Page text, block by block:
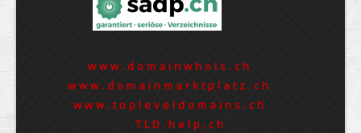
www.domainwhois.ch
www.domainmarktplatz.ch
www.topleveldomains.ch
TLD.help.ch